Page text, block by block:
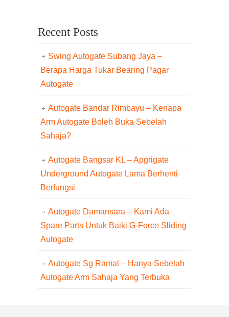
Recent Posts
Swing Autogate Subang Jaya –
Berapa Harga Tukar Bearing Pagar
Autogate
Autogate Bandar Rimbayu – Kenapa
Arm Autogate Boleh Buka Sebelah
Sahaja?
Autogate Bangsar KL – Apgrigate
Underground Autogate Lama Berhenti
Berfungsi
Autogate Damansara – Kami Ada
Spare Parts Untuk Baiki G-Force Sliding
Autogate
Autogate Sg Ramal – Hanya Sebelah
Autogate Arm Sahaja Yang Terbuka